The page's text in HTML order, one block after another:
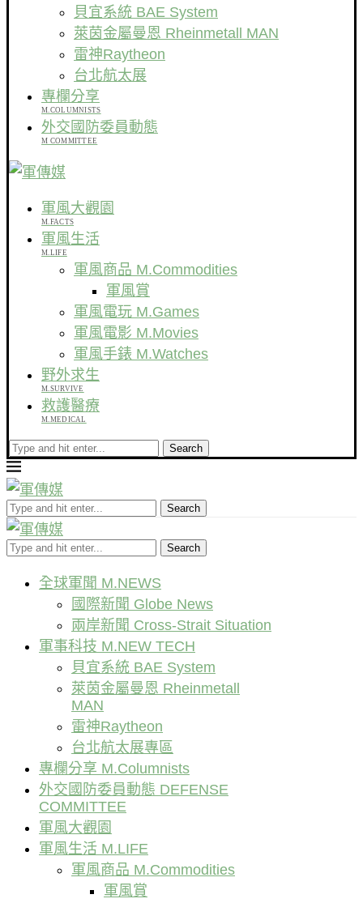
貝宜系統 BAE System
萊茵金屬曼恩 Rheinmetall MAN
雷神Raytheon
台北航太展
專欄分享
M.COLUMNISTS
外交國防委員動態
M COMMITTEE
軍風大觀園
M.FACTS
軍風生活
M.LIFE
軍風商品 M.Commodities
軍風賞
軍風電玩 M.Games
軍風電影 M.Movies
軍風手錶 M.Watches
野外求生
M.SURVIVE
救護醫療
M.MEDICAL
Search
Search
Search
全球軍聞 M.NEWS
國際新聞 Globe News
兩岸新聞 Cross-Strait Situation
軍事科技 M.NEW TECH
貝宜系統 BAE System
萊茵金屬曼恩 Rheinmetall
MAN
雷神Raytheon
台北航太展專區
專欄分享 M.Columnists
外交國防委員動態 DEFENSE
COMMITTEE
軍風大觀園
軍風生活 M.LIFE
軍風商品 M.Commodities
軍風賞